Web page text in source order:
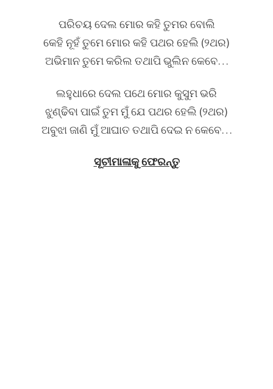
ପରିଚୟ ଦେଲ ମୋର କହି ତୁମର ବୋଲି
କେହି ନୂହଁ ତୁମେ ମୋର କହି ପଥର ହେଲି (୨ଥର)
ଅଭିମାନ ତୁମେ କରିଲ ତଥାପି ଭୁଲିନ କେବେ…
ଲହୁଧାରେ ଦେଲ ପଥେ ମୋର କୁସୁମ ଭରି
ଝୁଣ୍ଢିବା ପାଇଁ ତୁମ ମୁଁ ଯେ ପଥର ହେଲି (୨ଥର)
ଅବୁଝା ଜାଣି ମୁଁ ଆଘାତ ତଥାପି ଦେଇ ନ କେବେ…
ସୂଚୀମାଳାକୁ ଫେରନ୍ତୁ